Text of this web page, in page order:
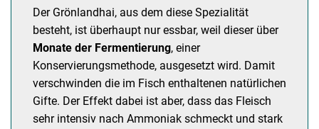
Der Grönlandhai, aus dem diese Spezialität
besteht, ist überhaupt nur essbar, weil dieser über
Monate der Fermentierung, einer
Konservierungsmethode, ausgesetzt wird. Damit
verschwinden die im Fisch enthaltenen natürlichen
Gifte. Der Effekt dabei ist aber, dass das Fleisch
sehr intensiv nach Ammoniak schmeckt und stark